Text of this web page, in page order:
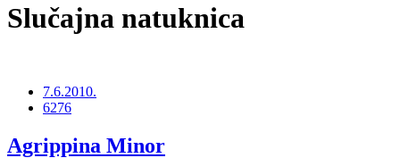
Slučajna natuknica
7.6.2010.
6276
Agrippina Minor